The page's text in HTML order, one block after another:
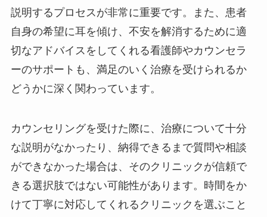
説明するプロセスが非常に重要です。また、患者
自身の希望に耳を傾け、不安を解消するために適
切なアドバイスをしてくれる看護師やカウンセラ
ーのサポートも、満足のいく治療を受けられるか
どうかに深く関わっています。
カウンセリングを受けた際に、治療について十分
な説明がなかったり、納得できるまで質問や相談
ができなかった場合は、そのクリニックが信頼で
きる選択肢ではない可能性があります。時間をか
けて丁寧に対応してくれるクリニックを選ぶこと